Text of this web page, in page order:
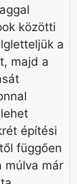
közötti
a
majd a
építési
függően
múlva már